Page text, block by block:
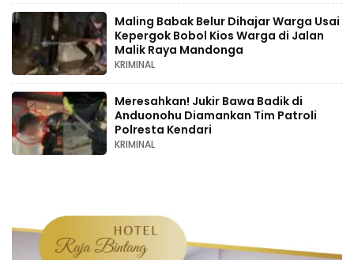
Maling Babak Belur Dihajar Warga Usai
Kepergok Bobol Kios Warga di Jalan
Malik Raya Mandonga
KRIMINAL
Meresahkan! Jukir Bawa Badik di
Anduonohu Diamankan Tim Patroli
Polresta Kendari
KRIMINAL